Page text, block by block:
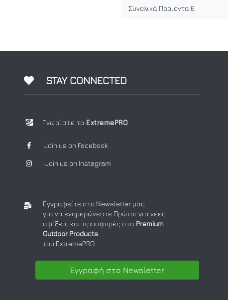
Συνολικά Προιόντα:6
STAY CONNECTED
Γνωρίστε το ExtremePRO
Join us on Facebook
Join us on Instagram
Εγγραφείτε στο Newsletter μας
για να ενημερώνεστε Πρώτοι για νέες
αφίξεις και προσφορές στα Premium
Outdoor Products
του ExtremePRO.
Εγγραφή στο Newsletter